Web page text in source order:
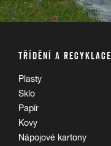
TŘÍDĚNÍ A RECYKLACE
Plasty
Sklo
Papír
Kovy
Nápojové kartony